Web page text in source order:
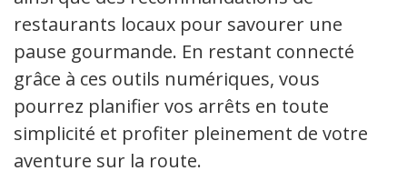
restaurants locaux pour savourer une
pause gourmande. En restant connecté
grâce à ces outils numériques, vous
pourrez planifier vos arrêts en toute
simplicité et profiter pleinement de votre
aventure sur la route.